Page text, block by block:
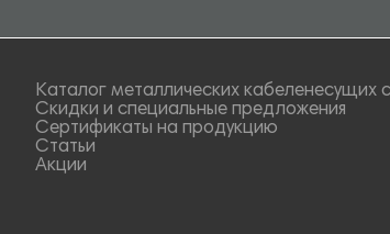
Каталог металлических кабеленесущих
Скидки и специальные предложения
Сертификаты на продукцию
Статьи
Акции